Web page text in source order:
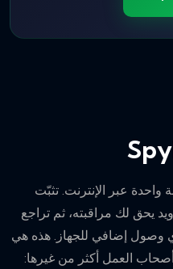
عبر الإنترنت. تثبّت
يحق لك مراقبته، ثم تراجع
وصول إضافي للجهاز. هذه هي
العمل أكثر من غيرها: